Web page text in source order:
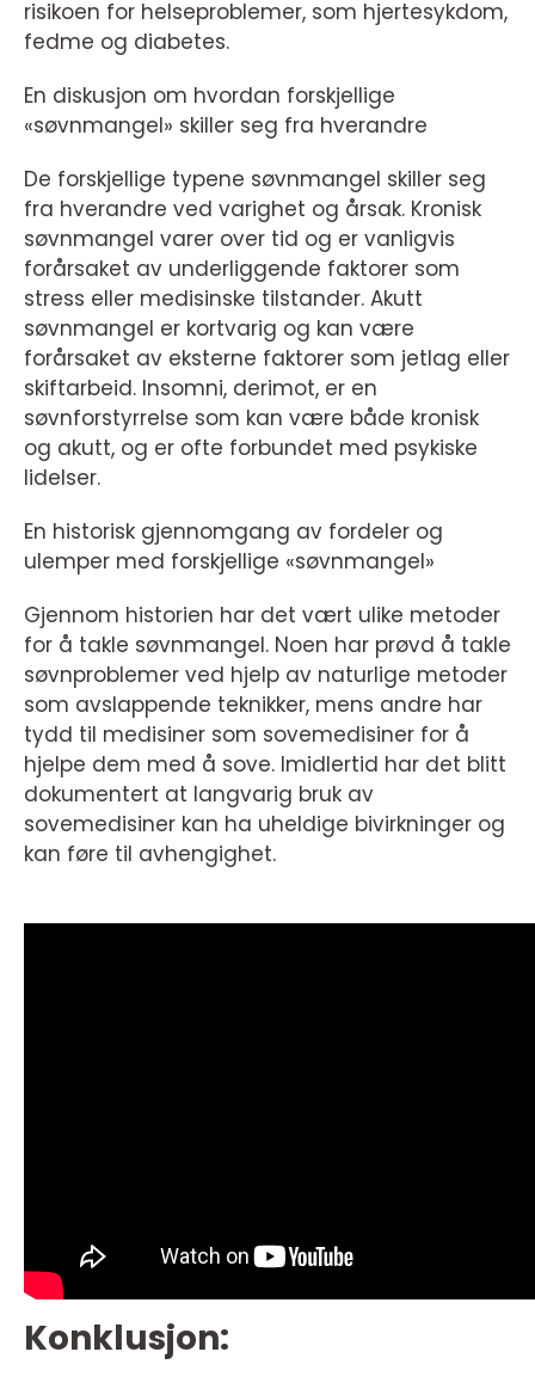
risikoen for helseproblemer, som hjertesykdom,
fedme og diabetes.
En diskusjon om hvordan forskjellige
«søvnmangel» skiller seg fra hverandre
De forskjellige typene søvnmangel skiller seg
fra hverandre ved varighet og årsak. Kronisk
søvnmangel varer over tid og er vanligvis
forårsaket av underliggende faktorer som
stress eller medisinske tilstander. Akutt
søvnmangel er kortvarig og kan være
forårsaket av eksterne faktorer som jetlag eller
skiftarbeid. Insomni, derimot, er en
søvnforstyrrelse som kan være både kronisk
og akutt, og er ofte forbundet med psykiske
lidelser.
En historisk gjennomgang av fordeler og
ulemper med forskjellige «søvnmangel»
Gjennom historien har det vært ulike metoder
for å takle søvnmangel. Noen har prøvd å takle
søvnproblemer ved hjelp av naturlige metoder
som avslappende teknikker, mens andre har
tydd til medisiner som sovemedisiner for å
hjelpe dem med å sove. Imidlertid har det blitt
dokumentert at langvarig bruk av
sovemedisiner kan ha uheldige bivirkninger og
kan føre til avhengighet.
Konklusjon: